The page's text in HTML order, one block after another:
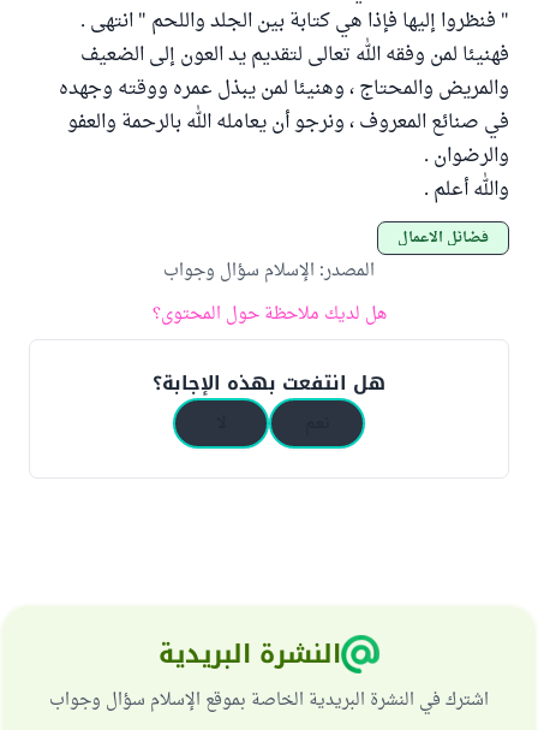
" فنظروا إليها فإذا هي كتابة بين الجلد واللحم " انتهى .
فهنيئا لمن وفقه الله تعالى لتقديم يد العون إلى الضعيف
والمريض والمحتاج ، وهنيئا لمن يبذل عمره ووقته وجهده
في صنائع المعروف ، ونرجو أن يعامله الله بالرحمة والعفو
والرضوان .
والله أعلم .
فضائل الأعمال
المصدر: الإسلام سؤال وجواب
هل لديك ملاحظة حول المحتوى؟
هل انتفعت بهذه الإجابة؟
النشرة البريدية
اشترك في النشرة البريدية الخاصة بموقع الإسلام سؤال وجواب